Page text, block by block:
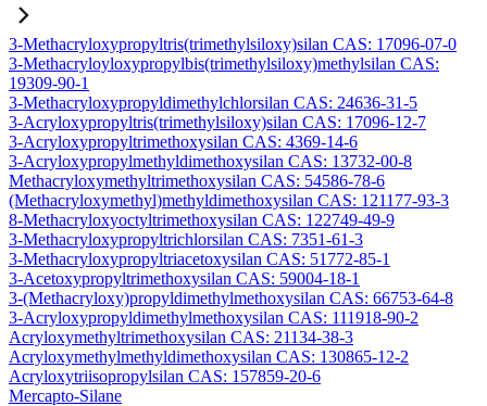
3-Methacryloxypropyltris(trimethylsiloxy)silan CAS: 17096-07-0
3-Methacryloyloxypropylbis(trimethylsiloxy)methylsilan CAS:
19309-90-1
3-Methacryloxypropyldimethylchlorsilan CAS: 24636-31-5
3-Acryloxypropyltris(trimethylsiloxy)silan CAS: 17096-12-7
3-Acryloxypropyltrimethoxysilan CAS: 4369-14-6
3-Acryloxypropylmethyldimethoxysilan CAS: 13732-00-8
Methacryloxymethyltrimethoxysilan CAS: 54586-78-6
(Methacryloxymethyl)methyldimethoxysilan CAS: 121177-93-3
8-Methacryloxyoctyltrimethoxysilan CAS: 122749-49-9
3-Methacryloxypropyltrichlorsilan CAS: 7351-61-3
3-Methacryloxypropyltriacetoxysilan CAS: 51772-85-1
3-Acetoxypropyltrimethoxysilan CAS: 59004-18-1
3-(Methacryloxy)propyldimethylmethoxysilan CAS: 66753-64-8
3-Acryloxypropyldimethylmethoxysilan CAS: 111918-90-2
Acryloxymethyltrimethoxysilan CAS: 21134-38-3
Acryloxymethylmethyldimethoxysilan CAS: 130865-12-2
Acryloxytriisopropylsilan CAS: 157859-20-6
Mercapto-Silane